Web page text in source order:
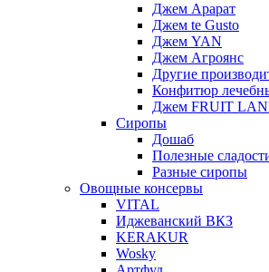
Джем Арарат
Джем te Gusto
Джем YAN
Джем Агроянс
Другие
Конфитюр
Джем FRUIT
Сиропы
Дошаб
Полезные
Разные сиропы
Овощные консервы
VITAL
Иджеванский ВКЗ
KERAKUR
Wosky